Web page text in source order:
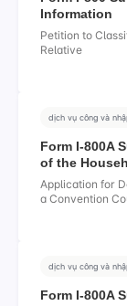
Information
Petition to
Relative
dịch vụ công và
Form I-800A
of the
Application for
a Convention
dịch vụ công và
Form I-800A